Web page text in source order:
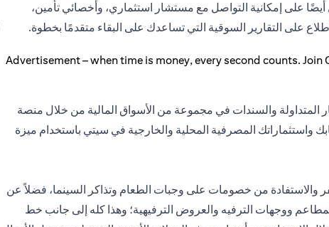
على إمكانية التواصل مع مستشار استثماري، وأخصائي تأمين،
على التقارير السوقية التي تساعدك على البقاء متقدمًا بخطوة.
المتداولة والسندات في مجموعة من الأسواق المالية من خلال منصة
واستثماراتك المصرفية المحلية والخارجية في سيتي باستخدام ميزة
والاستفادة من خصومات على وجبات الطعام وتذاكر السينما، فضلاً عن
ووجهات الترفيه والعروض الترفيهية؛ وهذا كله إلى جانب خط